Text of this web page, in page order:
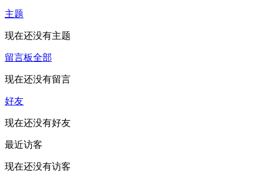
主题
现在还没有主题
留言板全部
现在还没有留言
好友
现在还没有好友
最近访客
现在还没有访客